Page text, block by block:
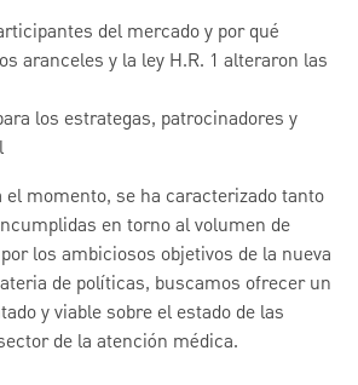
del mercado y por qué
aranceles y la ley H.R. 1 alteraron las
los estrategas, patrocinadores y
el momento, se ha caracterizado tanto
en torno al volumen de
los ambiciosos objetivos de la nueva
de políticas, buscamos ofrecer un
y viable sobre el estado de las
de la atención médica.